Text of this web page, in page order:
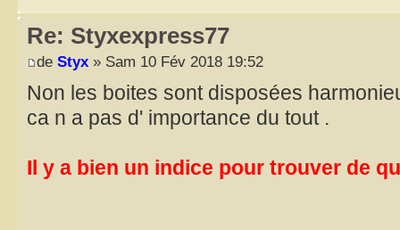
Re: Styxexpress77
de Styx » Sam 10 Fév 2018 19:52
Non les boites sont disposées
ca n a pas d' importance du tout .
Il y a bien un indice pour trouver de